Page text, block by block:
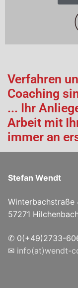
Verfahren
Coaching
... Ihr
Arbeit mit
immer an
Stefan Wendt
Winterbachstraße
57271
✆ 0(+49)2733-
✉ info(at)wendt-